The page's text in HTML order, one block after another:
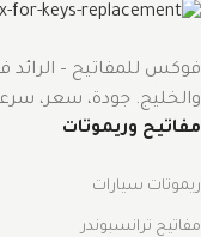
فوكس للمفاتيح – الرائد
والخليج. جودة، سعر،
مفاتيح وريموتات
ريموتات سيارات
مفاتيح ترانسبوندر